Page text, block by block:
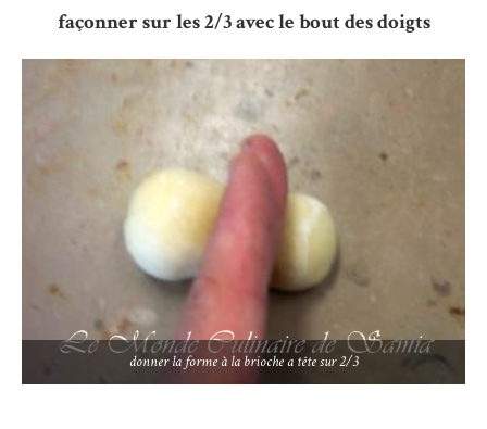
façonner sur les 2/3 avec le bout des doigts
donner la forme à la brioche a tête sur 2/3